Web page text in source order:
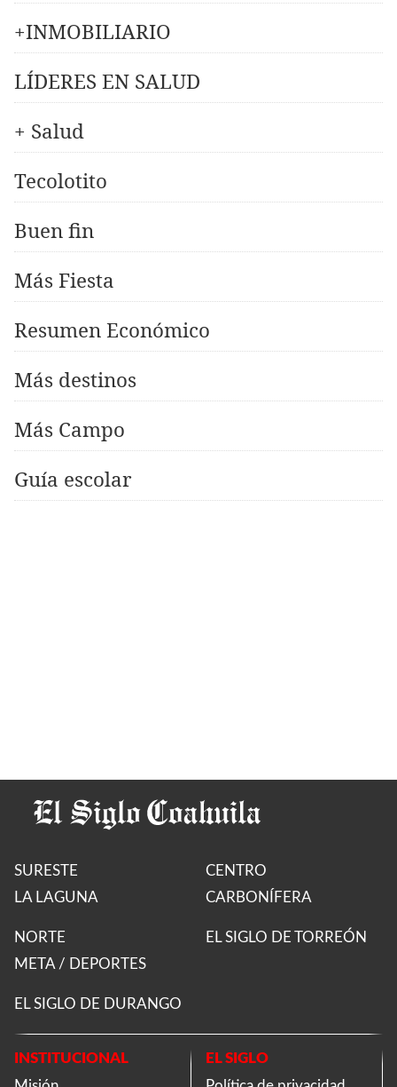
+INMOBILIARIO
LÍDERES EN SALUD
+ Salud
Tecolotito
Buen fin
Más Fiesta
Resumen Económico
Más destinos
Más Campo
Guía escolar
SURESTE
LA LAGUNA
CENTRO
CARBONÍFERA
NORTE
META / DEPORTES
EL SIGLO DE TORREÓN
EL SIGLO DE DURANGO
INSTITUCIONAL
EL SIGLO